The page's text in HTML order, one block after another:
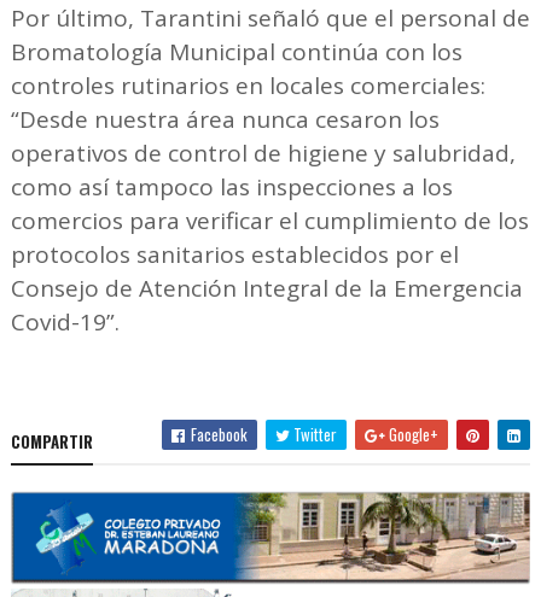
Por último, Tarantini señaló que el personal de
Bromatología Municipal continúa con los
controles rutinarios en locales comerciales:
“Desde nuestra área nunca cesaron los
operativos de control de higiene y salubridad,
como así tampoco las inspecciones a los
comercios para verificar el cumplimiento de los
protocolos sanitarios establecidos por el
Consejo de Atención Integral de la Emergencia
Covid-19”.
COMPARTIR Facebook Twitter Google+